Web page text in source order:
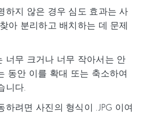
하지 않은 경우 심도 효과는 사
아 분리하고 배치하는 데 문제
너무 크거나 너무 작아서는 안
동안 이를 확대 또는 축소하여
니다.
하려면 사진의 형식이 .JPG 이여